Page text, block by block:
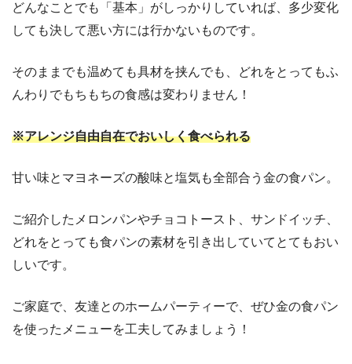
どんなことでも「基本」がしっかりしていれば、多少変化
しても決して悪い方には行かないものです。
そのままでも温めても具材を挟んでも、どれをとってもふ
んわりでもちもちの食感は変わりません！
※アレンジ自由自在でおいしく食べられる
甘い味とマヨネーズの酸味と塩気も全部合う金の食パン。
ご紹介したメロンパンやチョコトースト、サンドイッチ、
どれをとっても食パンの素材を引き出していてとてもおい
しいです。
ご家庭で、友達とのホームパーティーで、ぜひ金の食パン
を使ったメニューを工夫してみましょう！